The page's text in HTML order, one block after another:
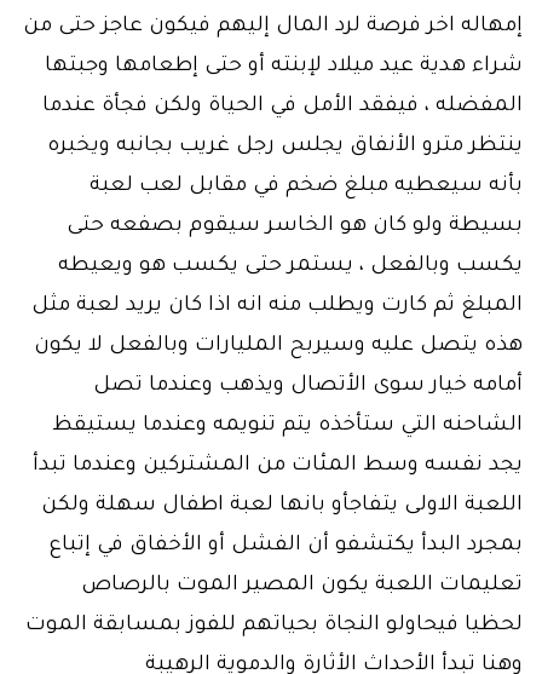
إمهاله اخر فرصة لرد المال إليهم فيكون عاجز حتى من
شراء هدية عيد ميلاد لإبنته أو حتى إطعامها وجبتها
المفضله ، فيفقد الأمل في الحياة ولكن فجأة عندما
ينتظر مترو الأنفاق يجلس رجل غريب بجانبه ويخبره
بأنه سيعطيه مبلغ ضخم في مقابل لعب لعبة
بسيطة ولو كان هو الخاسر سيقوم بصفعه حتى
يكسب وبالفعل ، يستمر حتى يكسب هو ويعيطه
المبلغ ثم كارت ويطلب منه انه اذا كان يريد لعبة مثل
هذه يتصل عليه وسيربح المليارات وبالفعل لا يكون
أمامه خيار سوى الأتصال ويذهب وعندما تصل
الشاحنه التي ستأخذه يتم تنويمه وعندما يستيقظ
يجد نفسه وسط المئات من المشتركين وعندما تبدأ
اللعبة الاولى يتفاجأو بانها لعبة اطفال سهلة ولكن
بمجرد البدأ يكتشفو أن الفشل أو الأخفاق في إتباع
تعليمات اللعبة يكون المصير الموت بالرصاص
لحظيا فيحاولو النجاة بحياتهم للفوز بمسابقة الموت
وهنا تبدأ الأحداث الأثارة والدموية الرهيبة